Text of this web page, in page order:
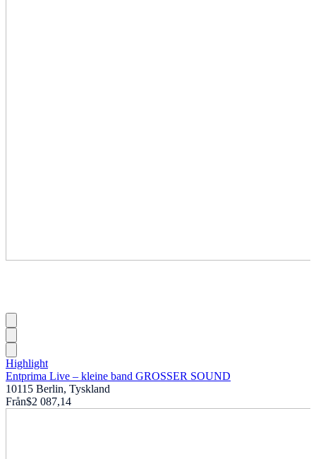
Highlight
Entprima Live – kleine band GROSSER SOUND
10115 Berlin, Tyskland
Från$2 087,14